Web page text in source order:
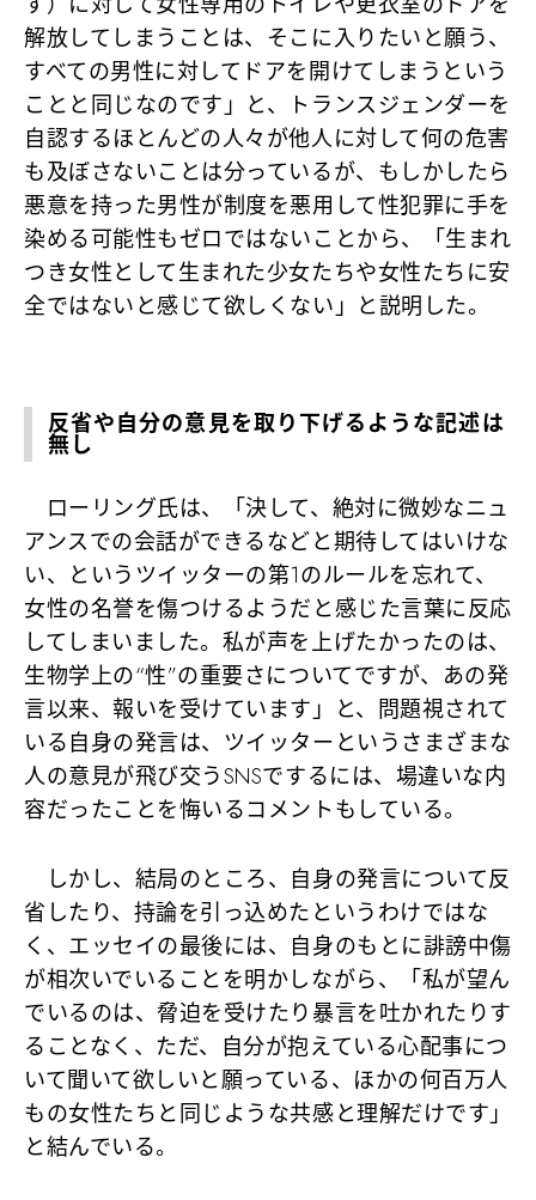
解放してしまうことは、そこに入りたいと願う、
すべての男性に対してドアを開けてしまうという
ことと同じなのです」 と、トランスジェンダーを
自認するほとんどの人々が他人に対して何の危害
も及ぼさないことは分っているが、もしかしたら
悪意を持った男性が制度を悪用して性犯罪に手を
染める可能性もゼロではないことから、「生まれ
つき女性として生まれた少女たちや女性たちに安
全ではないと感じて欲しくない」と説明した。
反省や自分の意見を取り下げるような記述は
無し
ローリング氏は、「決して、絶対に微妙なニュ
アンスでの会話ができるなどと期待してはいけな
い、というツイッターの第1のルールを忘れて、
女性の名誉を傷つけるようだと感じた言葉に反応
してしまいました。私が声を上げたかったのは、
生物学上の“性”の重要さについてですが、あの発
言以来、報いを受けています」と、問題視されて
いる自身の発言は、ツイッターというさまざまな
人の意見が飛び交うSNSでするには、場違いな内
容だったことを悔いるコメントもしている。
しかし、結局のところ、自身の発言について反
省したり、持論を引っ込めたというわけではな
く、エッセイの最後には、自身のもとに誹謗中傷
が相次いでいることを明かしながら、「私が望ん
でいるのは、脅迫を受けたり暴言を吐かれたりす
ることなく、ただ、自分が抱えている心配事につ
いて聞いて欲しいと願っている、ほかの何百万人
もの女性たちと同じような共感と理解だけです」
と結んでいる。